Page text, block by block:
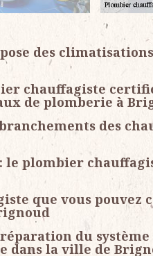
des
chauffagiste
de plomberie à
des
le plombier
que vous pouvez
du
dans la ville de